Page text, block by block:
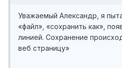
Уважаемый Александр, я
«файл», «сохранить как»,
линией. Сохранение
веб страницу»